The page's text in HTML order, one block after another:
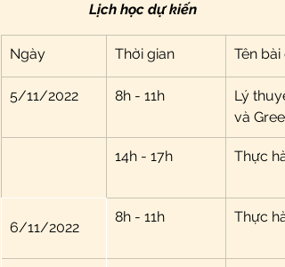
Lịch học dự kiến
Ngày Thời gian Tên bài
5/11/2022 8h - 11h
Lý
và
14h - 17h Thực
6/11/2022
8h - 11h Thực